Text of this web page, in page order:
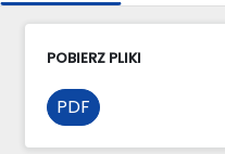
POBIERZ PLIKI
PDF